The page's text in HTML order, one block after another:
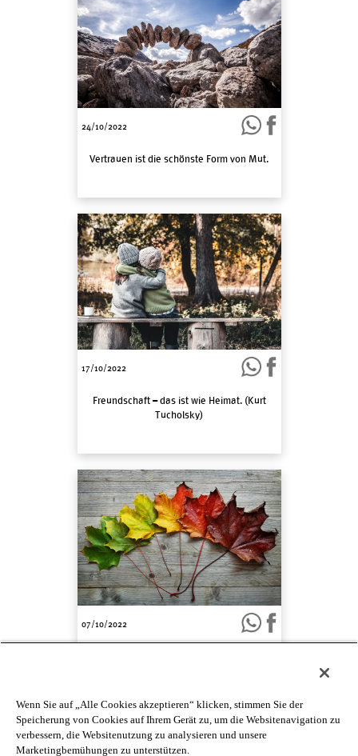
24/10/2022
Vertrauen ist die schönste Form von Mut.
17/10/2022
Freundschaft – das ist wie Heimat. (Kurt
Tucholsky)
07/10/2022
< 1 2 3 4 5 6 … 19 >
Wenn Sie auf „Alle Cookies akzeptieren“ klicken, stimmen Sie der
Speicherung von Cookies auf Ihrem Gerät zu, um die Websitenavigation zu
verbessern, die Websitenutzung zu analysieren und unsere
Marketingbemühungen zu unterstützen.